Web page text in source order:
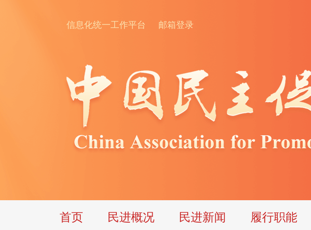
信息化统一工作平台 邮箱登录
首页 民进概况 民进新闻 履行职能